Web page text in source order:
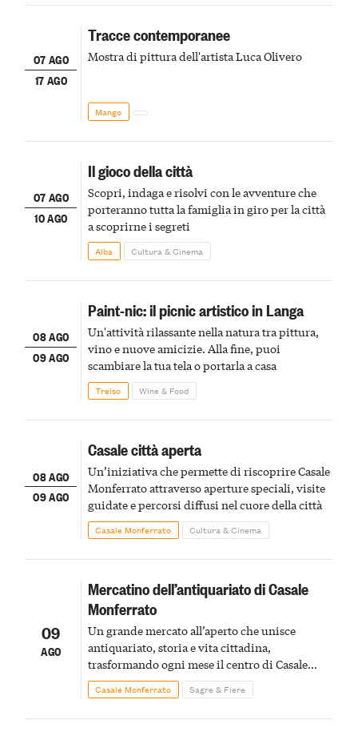
07 AGO
17 AGO
Tracce contemporanee
Mostra di pittura dell'artista Luca Olivero
Mango
07 AGO
10 AGO
Il gioco della città
Scopri, indaga e risolvi con le avventure che
porteranno tutta la famiglia in giro per la città
a scoprirne i segreti
Alba Cultura & Cinema
08 AGO
09 AGO
Paint-nic: il picnic artistico in Langa
Un'attività rilassante nella natura tra pittura,
vino e nuove amicizie. Alla fine, puoi
scambiare la tua tela o portarla a casa
Treiso Wine & Food
08 AGO
09 AGO
Casale città aperta
Un’iniziativa che permette di riscoprire Casale
Monferrato attraverso aperture speciali, visite
guidate e percorsi diffusi nel cuore della città
Casale Monferrato Cultura & Cinema
09
AGO
Mercatino dell’antiquariato di Casale
Monferrato
Un grande mercato all’aperto che unisce
antiquariato, storia e vita cittadina,
trasformando ogni mese il centro di Casale
Monferrato in un luogo di scoperta e racconto
Casale Monferrato Sagre & Fiere